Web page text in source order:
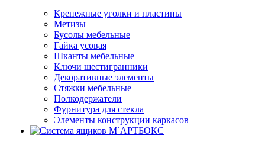
Крепежные уголки и пластины
Метизы
Бусолы мебельные
Гайка усовая
Шканты мебельные
Ключи шестигранники
Декоративные элементы
Стяжки мебельные
Полкодержатели
Фурнитура для стекла
Элементы конструкции каркасов